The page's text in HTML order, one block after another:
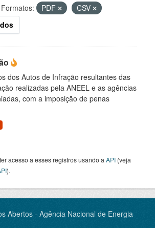
Formatos: PDF
CSV
dos Autos de Infração resultantes das
realizadas pela ANEEL e as agências
com a imposição de penas
acesso a esses registros usando a API (veja
).
Abertos - Agência Nacional de Energia